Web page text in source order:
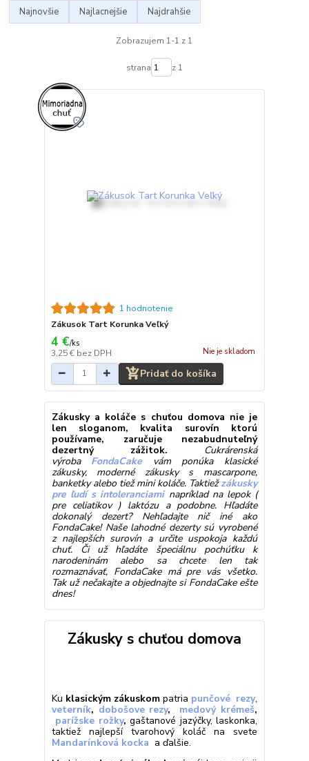
Najnovšie Najlacnejšie Najdrahšie
Zobrazujem 1-1 z 1
strana z 1
1 hodnotenie
Zákusok Tart Korunka Veľký
4 €/ks
3,25 € bez DPH Nie je skladom
Pridať do košíka
Zákusky a koláče s chuťou domova nie je
len sloganom, kvalita surovín ktorú
používame, zaručuje nezabudnuteľný
dezertný zážitok. Cukrárenská
výroba
FondaCake vám ponúka klasické
zákusky, moderné zákusky s mascarpone,
banketky alebo tiež mini koláče. Taktiežzákusky
pre ľudí s intoleranciaminapríklad na lepok (
pre celiatikov ) laktózu a podobne. Hľadáte
dokonalý dezert? Nehľadajte nič iné ako
FondaCake! Naše lahodné dezerty sú vyrobené
z najlepších surovín a určite uspokoja každú
chuť. Či už hľadáte špeciálnu pochúťku k
narodeninám alebo sa chcete len tak
rozmaznávať, FondaCake má pre vás všetko.
Tak už nečakajte a objednajte si FondaCake ešte
dnes!
Zákusky s chuťou domova
Ku klasickým zákuskompatria punčové rezy,
veterník, dobošove rezy, medový krémeš,
parížske rožky, gaštanové jazýčky, laskonka,
taktiež najlepší tvarohový koláč na svete
Mandarínková kocka a ďalšie.